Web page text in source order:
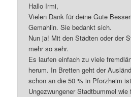
Hallo Irmi,
Vielen Dank für deine Gute
Gemahlin. Sie bedankt sich.
Nun ja! Mit den Städten oder der
mehr so sehr.
Es laufen einfach zu viele
herum. In Bretten geht der
schon an die 50 % in Pforzheim
Ungezwungener Stadtbummel